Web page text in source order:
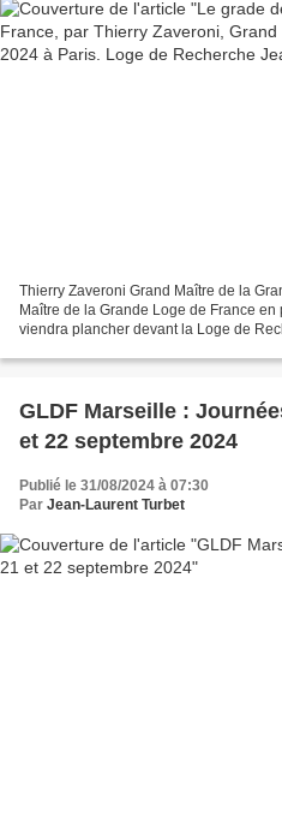
Thierry Zaveroni Grand Maître de la
Maître de la Grande Loge de France en
viendra plancher devant la Loge de
GLDF Marseille :
et 22 septembre 2024
Publié le 31/08/2024 à 07:30
Par Jean-Laurent Turbet